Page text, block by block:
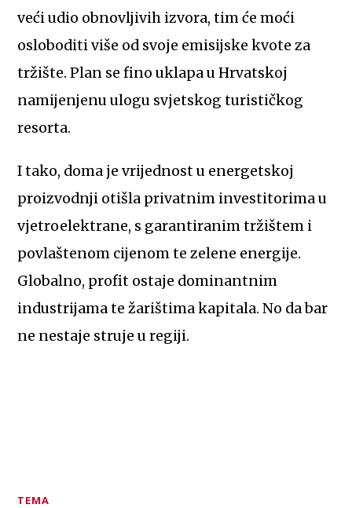
veći udio obnovljivih izvora, tim će moći
osloboditi više od svoje emisijske kvote za
tržište. Plan se fino uklapa u Hrvatskoj
namijenjenu ulogu svjetskog turističkog
resorta.
I tako, doma je vrijednost u energetskoj
proizvodnji otišla privatnim investitorima u
vjetroelektrane, s garantiranim tržištem i
povlaštenom cijenom te zelene energije.
Globalno, profit ostaje dominantnim
industrijama te žarištima kapitala. No da bar
ne nestaje struje u regiji.
TEMA